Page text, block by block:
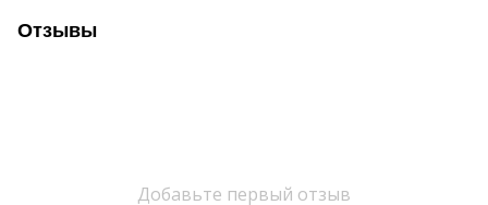
Отзывы
Добавьте первый отзыв